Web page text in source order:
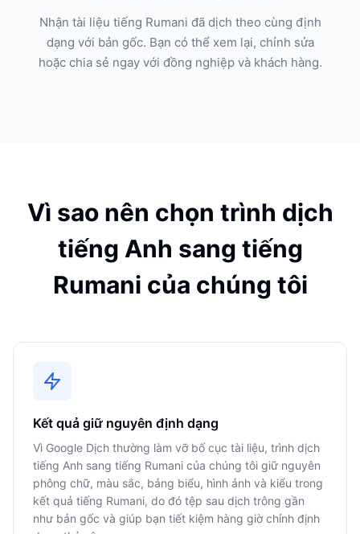
Nhận tài liệu tiếng Rumani đã dịch theo cùng định
dạng với bản gốc. Bạn có thể xem lại, chỉnh sửa
hoặc chia sẻ ngay với đồng nghiệp và khách hàng.
Vì sao nên chọn trình dịch
tiếng Anh sang tiếng
Rumani của chúng tôi
Kết quả giữ nguyên định dạng
Vì Google Dịch thường làm vỡ bố cục tài liệu, trình dịch
tiếng Anh sang tiếng Rumani của chúng tôi giữ nguyên
phông chữ, màu sắc, bảng biểu, hình ảnh và kiểu trong
kết quả tiếng Rumani, do đó tệp sau dịch trông gần
như bản gốc và giúp bạn tiết kiệm hàng giờ chỉnh định